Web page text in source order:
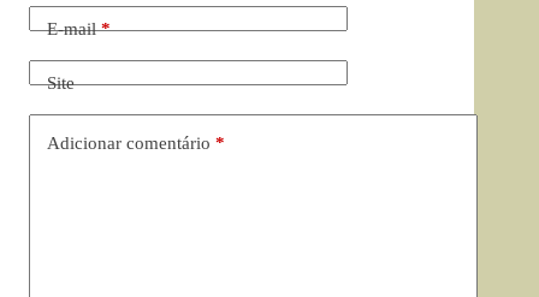
E-mail*
Site
Adicionar comentário *